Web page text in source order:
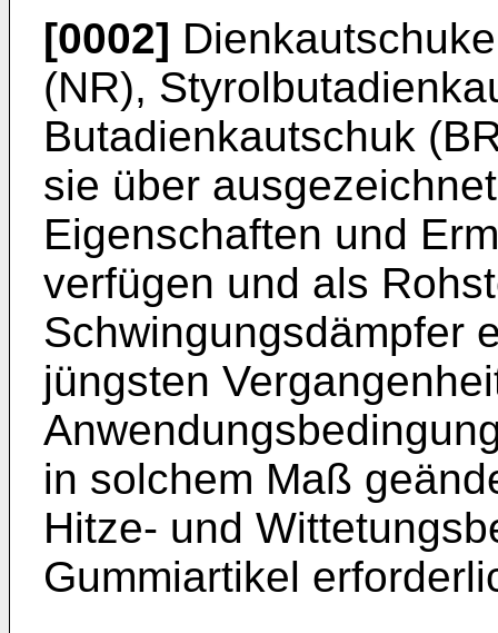
[0002]
(NR),
Butadienkautschuk
sie über
Eigenschaften und
verfügen und als
Schwingungsdämpfer
jüngsten
in solchem Maß
Hitze- und
Gummiartikel